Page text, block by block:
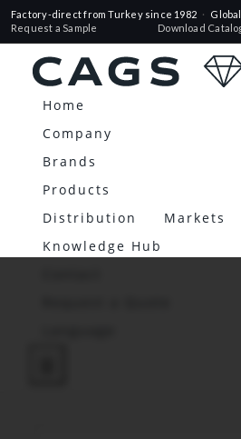
Factory-direct from Turkey since 1982 ·
Request a Sample
Download
Home
Company
Brands
Products
Distribution
Markets
Knowledge Hub